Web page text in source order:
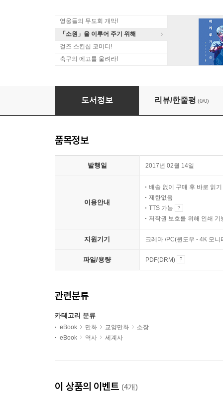
영웅들의 무도회 개막!
「소원」을 이루어 주기 위해
걸즈 스킨십 코미디!
축구의 에고를 울려라!
[세트] 래리 고닉 세계사 시리즈 (총5권)
도서정보 리뷰/한줄평 (0/0)
품목정보
발행일 2017년 02월 14일
이용안내
배송 없이 구매 후 바로 읽기
제한없음
TTS 가능
저작권 보호를 위해 인쇄 기
지원기기 크레마 /PC(윈도우 - 4K 모
파일/용량 PDF(DRM)
관련분류
카테고리 분류
eBook 만화 교양만화
소장
eBook
역사 세계사
이 상품의 이벤트 (4개)